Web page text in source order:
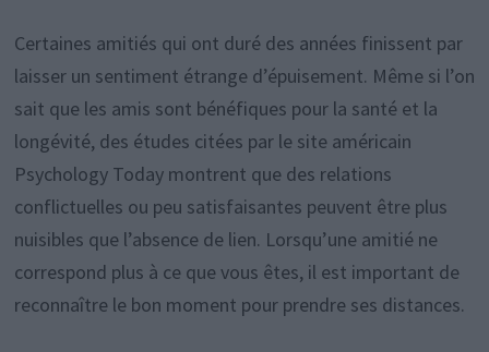
Certaines amitiés qui ont duré des années finissent par
laisser un sentiment étrange d’épuisement. Même si l’on
sait que les amis sont bénéfiques pour la santé et la
longévité, des études citées par le site américain
Psychology Today montrent que des relations
conflictuelles ou peu satisfaisantes peuvent être plus
nuisibles que l’absence de lien. Lorsqu’une amitié ne
correspond plus à ce que vous êtes, il est important de
reconnaître le bon moment pour prendre ses distances.